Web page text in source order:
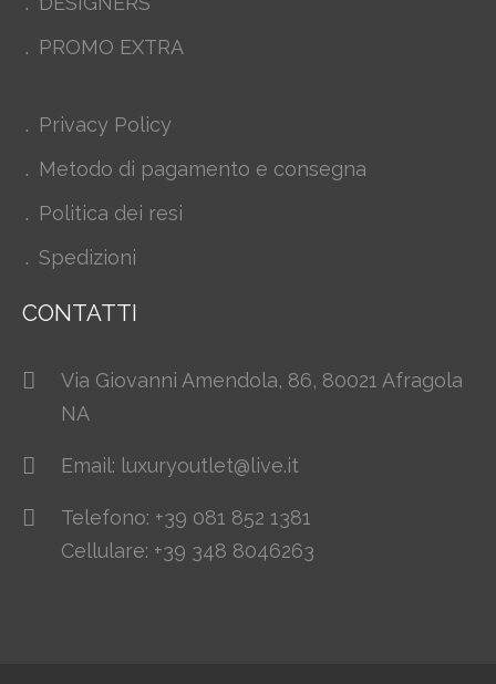
PROMO EXTRA
Privacy Policy
Metodo di pagamento e consegna
Politica dei resi
Spedizioni
CONTATTI
Via Giovanni Amendola, 86, 80021 Afragola
NA
Email: luxuryoutlet@live.it
Telefono: +39 081 852 1381
Cellulare: +39 348 8046263